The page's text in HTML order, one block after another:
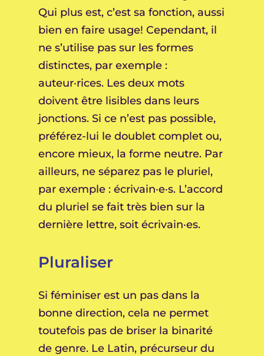
Qui plus est, c’est sa fonction, aussi
bien en faire usage! Cependant, il
ne s’utilise pas sur les formes
distinctes, par exemple :
auteur·rices. Les deux mots
doivent être lisibles dans leurs
jonctions. Si ce n’est pas possible,
préférez-lui le doublet complet ou,
encore mieux, la forme neutre. Par
ailleurs, ne séparez pas le pluriel,
par exemple : écrivain·e·s. L’accord
du pluriel se fait très bien sur la
dernière lettre, soit écrivain·es.
Pluraliser
Si féminiser est un pas dans la
bonne direction, cela ne permet
toutefois pas de briser la binarité
de genre. Le Latin, précurseur du